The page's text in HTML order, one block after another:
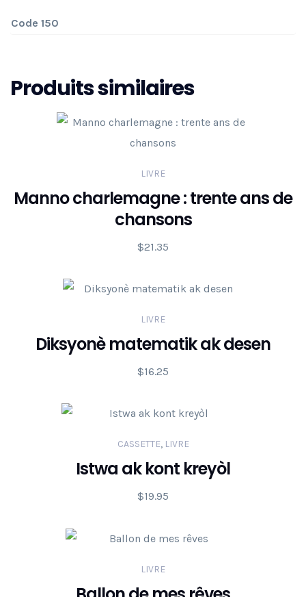
Code 150
Produits similaires
LIVRE
Manno charlemagne : trente ans de
chansons
$21.35
LIVRE
Diksyonè matematik ak desen
$16.25
CASSETTE, LIVRE
Istwa ak kont kreyòl
$19.95
LIVRE